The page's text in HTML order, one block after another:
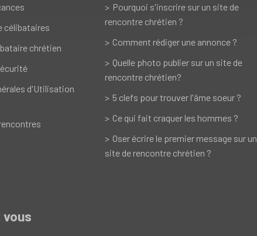
célibataires
chrétien
d'Utilisation
Pourquoi s'inscrire sur un site de
rencontre chrétien ?
Comment rédiger une annonce ?
Quelle photo publier sur un site de
rencontre chrétien?
5 clefs pour trouver l'âme soeur ?
Ce qui fait craquer les hommes ?
Oser écrire le premier message sur un
site de rencontre chrétien ?